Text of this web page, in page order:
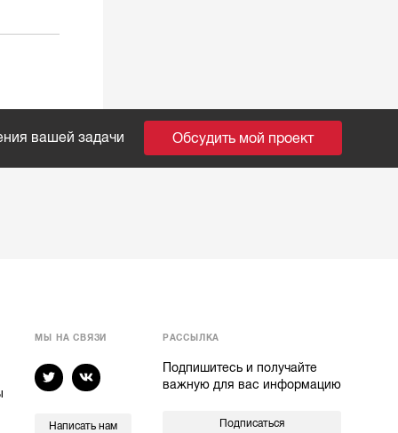
вашей задачи Обсудить мой проект
МЫ НА СВЯЗИ
Написать нам
РАССЫЛКА
Подпишитесь и получайте
важную для вас информацию
Подписаться